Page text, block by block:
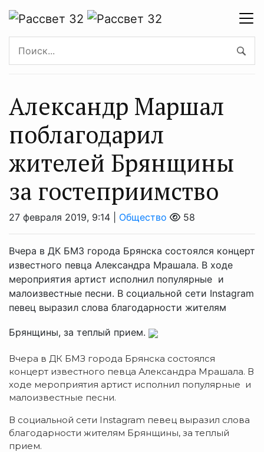
Александр Маршал
поблагодарил
жителей Брянщины
за гостеприимство
27 февраля 2019, 9:14 | Общество 58
Вчера в ДК БМЗ города Брянска состоялся концерт
известного певца Александра Мрашала. В ходе
мероприятия артист исполнил популярные и
малоизвестные песни. В социальной сети Instagram
певец выразил слова благодарности жителям
Брянщины, за теплый прием.
Вчера в ДК БМЗ города Брянска состоялся
концерт известного певца Александра Мрашала. В
ходе мероприятия артист исполнил популярные и
малоизвестные песни.
В социальной сети Instagram певец выразил слова
благодарности жителям Брянщины, за теплый
прием.